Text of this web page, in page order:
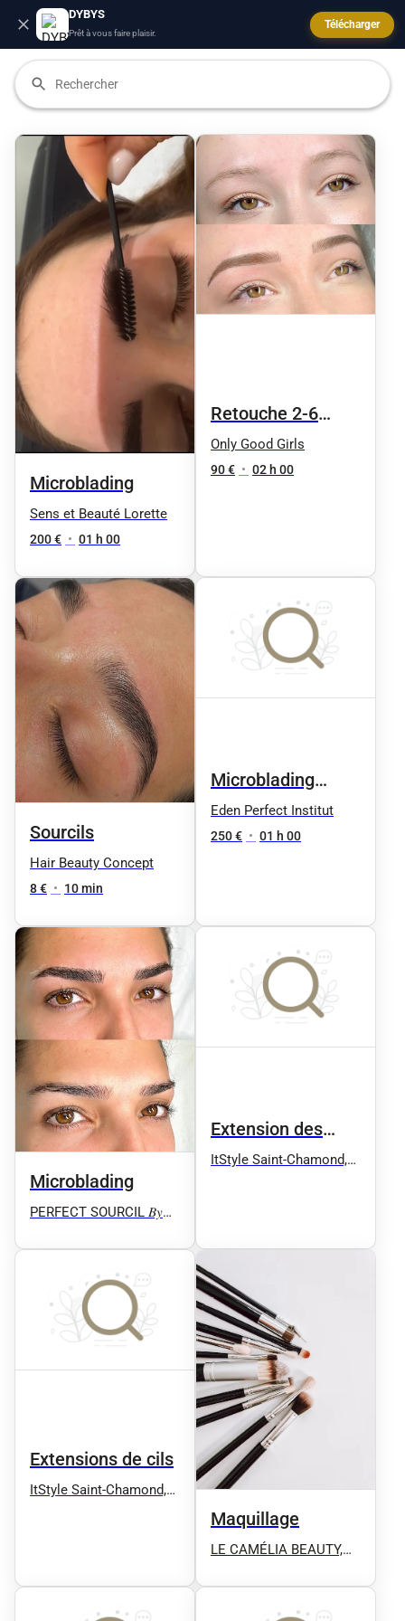
DYBYS
Prêt à vous faire plaisir.
Télécharger
Microblading
Sens et Beauté Lorette
200 € • 01 h 00
Retouche 2-6
mois
Only Good Girls
90 € • 02 h 00
Sourcils
Hair Beauty Concept
8 € • 10 min
Microblading
Sourcils (étude de
la courbe,
retouches offertes
Eden Perfect Institut
250 € • 01 h 00
Microblading
PERFECT SOURCIL 𝐵𝑦
Extension des
ongles
ItStyle Saint-Chamond,
Extensions de cils
ItStyle Saint-Chamond,
Maquillage
LE CAMÉLIA BEAUTY,
Microshhading,
Microneedling, Épilation